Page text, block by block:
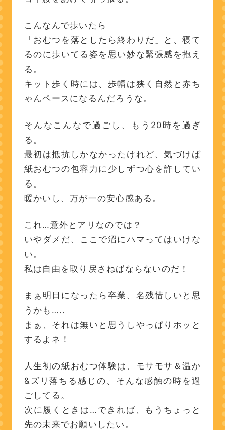
こんなんで歩いたら
「おむつを落としたら終わりだ」と、寝て
るのに歩いてる姿を思い妙な緊張感を抱え
る。
キット歩く時には、歩幅は狭く自然と赤ち
ゃんペースになるんだろうな。
そんなこんなで過ごし、もう20時を過ぎ
る。
最初は抵抗しかなかったけれど、気づけば
紙おむつの包容力に少しずつ心を許してい
る。
暖かいし、万が一の安心感ある。
これ…意外とアリなのでは？
いやダメだ、ここで沼にハマってはいけな
い。
私は自由を取り戻さねばならないのだ！
まぁ明日になったら卒業、名残惜しいと思
うかも…..
まぁ、それは無いと思うしやっぱりホッと
するよネ！
人生初の紙おむつ体験は、モサモサ＆温か
&ズリ落ちる感じの、そんな感触の時を過
ごしてる。
次に履くときは…できれば、もうちょっと
先の未来でお願いしたい。